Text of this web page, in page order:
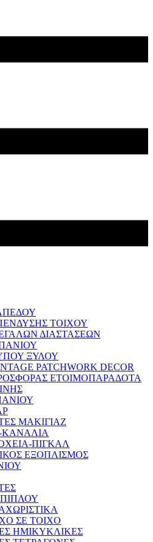
ΤΟΙΧΟΥ
ΔΙΑΣΤΑΣΕΩΝ
ΞΥΛΟΥ
PATCHWORK DECOR
ΕΤΟΙΜΟΠΑΡΑΔΟΤΑ
ΜΑΚΙΓΙΑΖ
ΚΑΝΑΛΙΑ
ΠΙΓΚΑΛ
ΕΞΟΠΛΙΣΜΟΣ
ΣΕ ΤΟΙΧΟ
ΗΜΙΚΥΚΛΙΚΕΣ